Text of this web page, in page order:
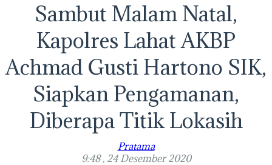
Sambut Malam Natal,
Kapolres Lahat AKBP
Achmad Gusti Hartono SIK,
Siapkan Pengamanan,
Diberapa Titik Lokasih
Pratama
9:48 , 24 Desember 2020